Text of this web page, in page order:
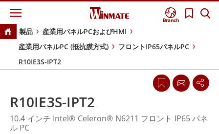
Branch
製品
産業用パネルPCおよびHMI
産業用パネルPC (抵抗膜方式)
フロントIP65パネルPC
R10IE3S-IPT2
R10IE3S-IPT2
10.4 インチ Intel® Celeron® N6211 フロント IP65 パネ
ル PC